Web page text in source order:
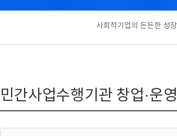
사회적기업의 든든한 성
민간사업수행기관 창업·운